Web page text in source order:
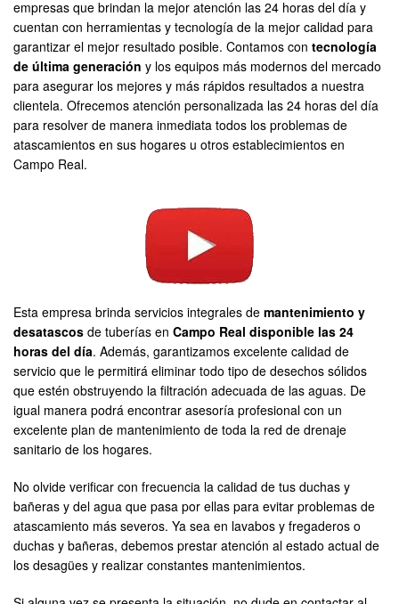
empresas que brindan la mejor atención las 24 horas del día y
cuentan con herramientas y tecnología de la mejor calidad para
garantizar el mejor resultado posible. Contamos con tecnología
de última generación y los equipos más modernos del mercado
para asegurar los mejores y más rápidos resultados a nuestra
clientela. Ofrecemos atención personalizada las 24 horas del día
para resolver de manera inmediata todos los problemas de
atascamientos en sus hogares u otros establecimientos en
Campo Real.
Esta empresa brinda servicios integrales de mantenimiento y
desatascos de tuberías en Campo Real disponible las 24
horas del día. Además, garantizamos excelente calidad de
servicio que le permitirá eliminar todo tipo de desechos sólidos
que estén obstruyendo la filtración adecuada de las aguas. De
igual manera podrá encontrar asesoría profesional con un
excelente plan de mantenimiento de toda la red de drenaje
sanitario de los hogares.
No olvide verificar con frecuencia la calidad de tus duchas y
bañeras y del agua que pasa por ellas para evitar problemas de
atascamiento más severos. Ya sea en lavabos y fregaderos o
duchas y bañeras, debemos prestar atención al estado actual de
los desagües y realizar constantes mantenimientos.